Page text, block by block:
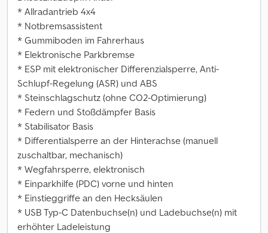
* Allradantrieb 4x4
* Notbremsassistent
* Gummiboden im Fahrerhaus
* Elektronische Parkbremse
* ESP mit elektronischer Differenzialsperre, Anti-
Schlupf-Regelung (ASR) und ABS
* Steinschlagschutz (ohne CO2-Optimierung)
* Federn und Stoßdämpfer Basis
* Stabilisator Basis
* Differentialsperre an der Hinterachse (manuell
zuschaltbar, mechanisch)
* Wegfahrsperre, elektronisch
* Einparkhilfe (PDC) vorne und hinten
* Einstieggriffe an den Hecksäulen
* USB Typ-C Datenbuchse(n) und Ladebuchse(n) mit
erhöhter Ladeleistung